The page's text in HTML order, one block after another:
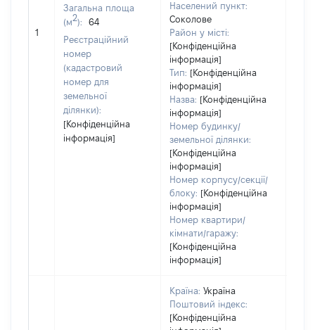
1
Загальна площа
(м2):
64
Реєстраційний
номер
(кадастровий
номер для
земельної
ділянки):
[Конфіденційна
інформація]
Населений пункт:
Соколове
Район у місті:
[Конфіденційна
інформація]
Тип: [Конфіденційна
інформація]
Назва: [Конфіденційна
інформація]
Номер будинку/
земельної ділянки:
[Конфіденційна
інформація]
Номер корпусу/секції/
блоку: [Конфіденційна
інформація]
Номер квартири/
кімнати/гаражу:
[Конфіденційна
інформація]
Країна: Україна
Поштовий індекс:
[Конфіденційна